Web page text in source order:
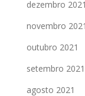
dezembro 2021
novembro 2021
outubro 2021
setembro 2021
agosto 2021